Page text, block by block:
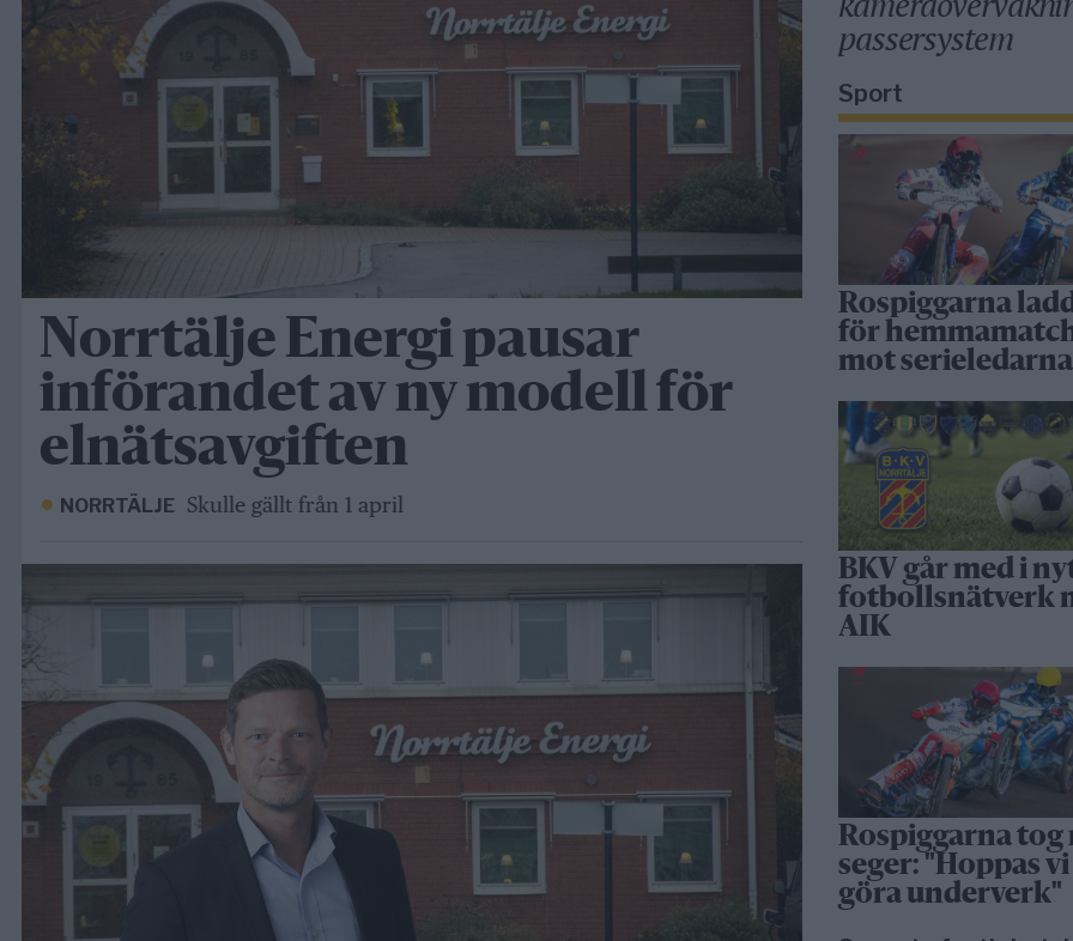
Norrtälje Energi pausar
införandet av ny modell för
elnätsavgiften
NORRTÄLJE Skulle gällt från 1 april
passersystem
Sport
Rospiggarna
för
mot serieledarna
BKV går med i
fotbollsnätverk
AIK
Rospiggarna tog
seger: "Hoppas
göra underverk"